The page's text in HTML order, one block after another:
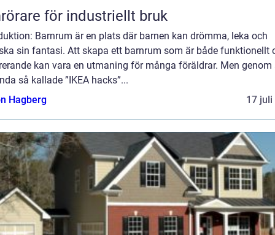
för industriellt bruk
Barnrum är en plats där barnen kan drömma, leka och
sin fantasi. Att skapa ett barnrum som är både funktionellt
kan vara en utmaning för många föräldrar. Men genom
så kallade ”IKEA hacks”...
Hagberg
17 juli